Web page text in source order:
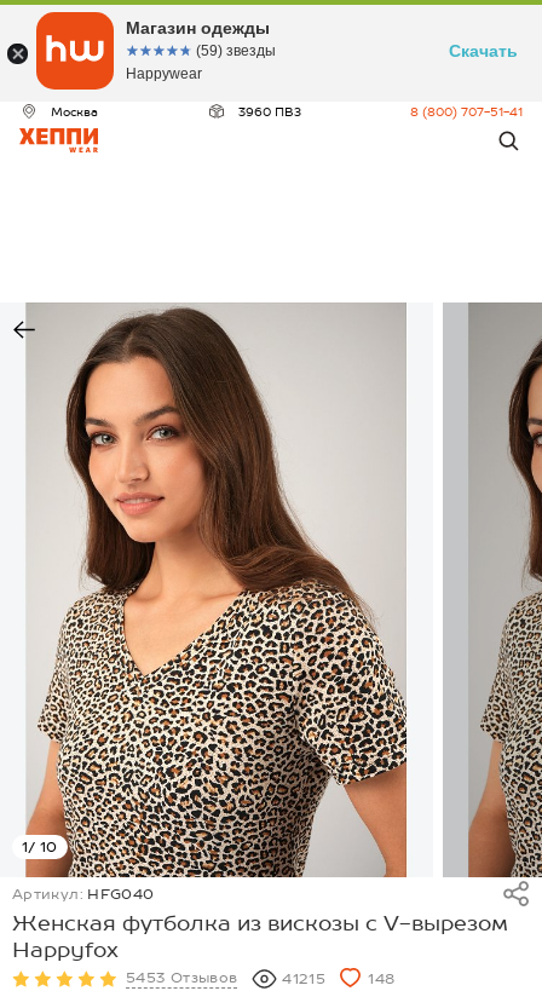
Москва 3960 ПВЗ 8 (800) 707-51-41
1/ 10
Артикул: HFG040
Женская футболка из вискозы с V-вырезом
Happyfox
5453 Отзывов 41215 148
Магазин одежды
☆☆☆☆☆
★★★★★ (59) звезды
Happywear
Скачать